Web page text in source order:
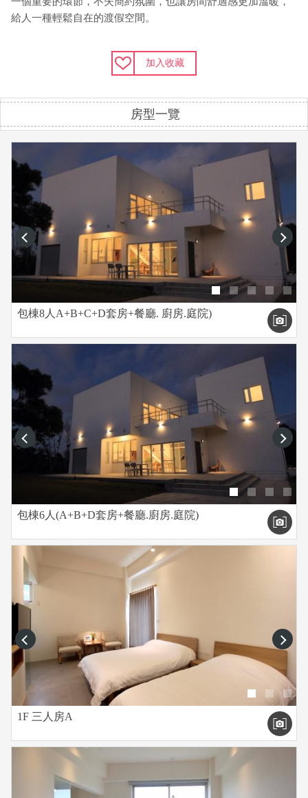
給人一種輕鬆自在的渡假空間。
加入收藏
房型一覽
prev next
包棟8人A+B+C+D套房+餐廳. 廚房.庭院)
prev next
包棟6人(A+B+D套房+餐廳.廚房.庭院)
prev next
1F 三人房A